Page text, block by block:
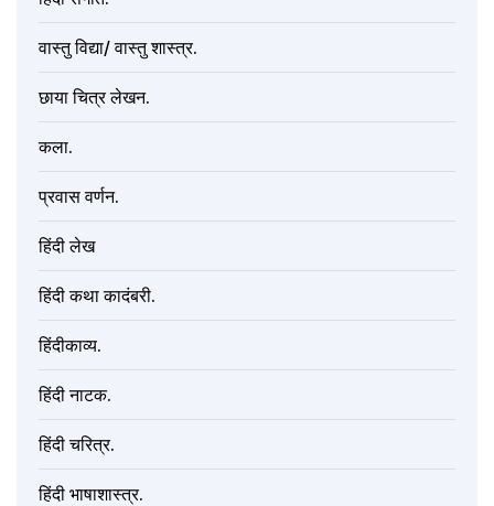
वास्तु विद्या/ वास्तु शास्त्र.
छाया चित्र लेखन.
कला.
प्रवास वर्णन.
हिंदी लेख
हिंदी कथा कादंबरी.
हिंदीकाव्य.
हिंदी नाटक.
हिंदी चरित्र.
हिंदी भाषाशास्त्र.